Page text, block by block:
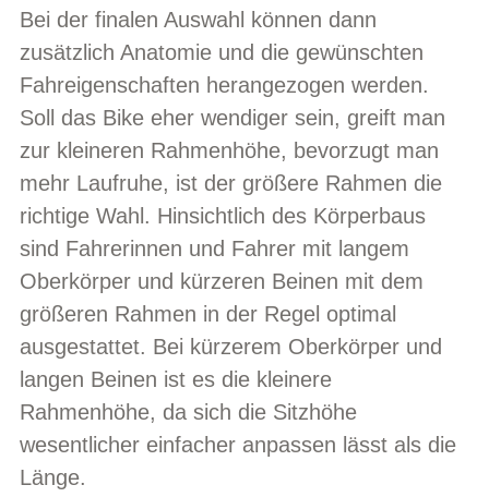
Bei der finalen Auswahl können dann
zusätzlich Anatomie und die gewünschten
Fahreigenschaften herangezogen werden.
Soll das Bike eher wendiger sein, greift man
zur kleineren Rahmenhöhe, bevorzugt man
mehr Laufruhe, ist der größere Rahmen die
richtige Wahl. Hinsichtlich des Körperbaus
sind Fahrerinnen und Fahrer mit langem
Oberkörper und kürzeren Beinen mit dem
größeren Rahmen in der Regel optimal
ausgestattet. Bei kürzerem Oberkörper und
langen Beinen ist es die kleinere
Rahmenhöhe, da sich die Sitzhöhe
wesentlicher einfacher anpassen lässt als die
Länge.